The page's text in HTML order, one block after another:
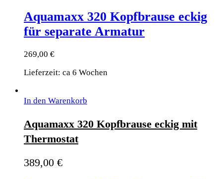
Aquamaxx 320 Kopfbrause eckig
für separate Armatur
269,00 €
Lieferzeit: ca 6 Wochen
In den Warenkorb
Aquamaxx 320 Kopfbrause eckig mit
Thermostat
389,00 €